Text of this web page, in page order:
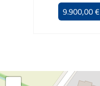
9.900,00 €